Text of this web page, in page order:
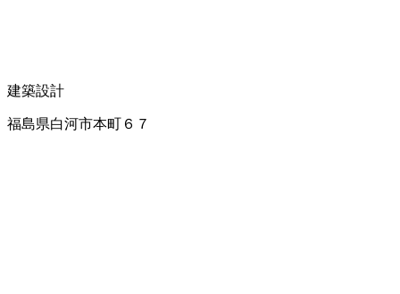
建築設計
福島県白河市本町６７